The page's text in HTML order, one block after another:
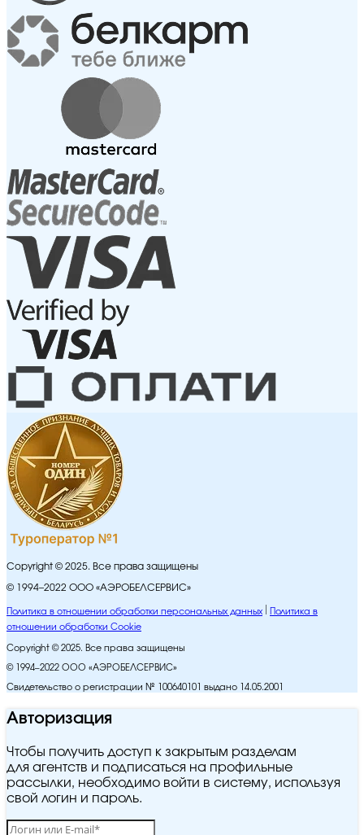
Copyright © 2025. Все права защищены
© 1994–2022 ООО «АЭРОБЕЛСЕРВИС»
Политика в отношении обработки персональных данных
Политика в
отношении обработки Cookie
Copyright © 2025. Все права защищены
© 1994–2022 ООО «АЭРОБЕЛСЕРВИС»
Свидетельство о регистрации № 100640101 выдано 14.05.2001
Авторизация
Чтобы получить доступ к закрытым разделам
для агентств и подписаться на профильные
рассылки, необходимо войти в систему, используя
свой логин и пароль.